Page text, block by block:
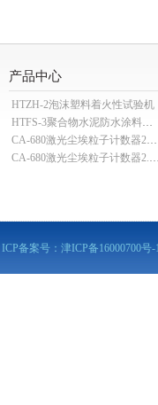
产品中心
HTZH-2泡沫塑料着火性试验机
HTFS-3聚合物水泥防水涂料分散机
CA-680激光尘埃粒子计数器28.3L
CA-680激光尘埃粒子
ICP备案号： 津ICP备16000700号-